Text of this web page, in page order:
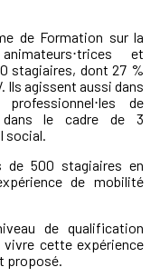
de Formation sur la
et
stagiaires, dont 27 %
Ils agissent aussi dans
de
dans le cadre de 3
de 500 stagiaires en
de mobilité
de qualification
cette expérience
proposé.